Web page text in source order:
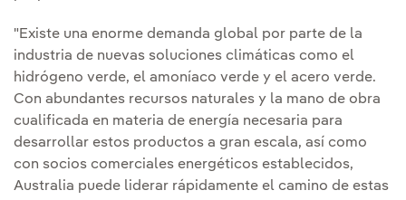
"Existe una enorme demanda global por parte de la
industria de nuevas soluciones climáticas como el
hidrógeno verde, el amoníaco verde y el acero verde.
Con abundantes recursos naturales y la mano de obra
cualificada en materia de energía necesaria para
desarrollar estos productos a gran escala, así como
con socios comerciales energéticos establecidos,
Australia puede liderar rápidamente el camino de estas